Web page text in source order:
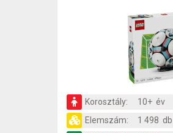
Korosztály:
10+ év
Elemszám:
1 498 db